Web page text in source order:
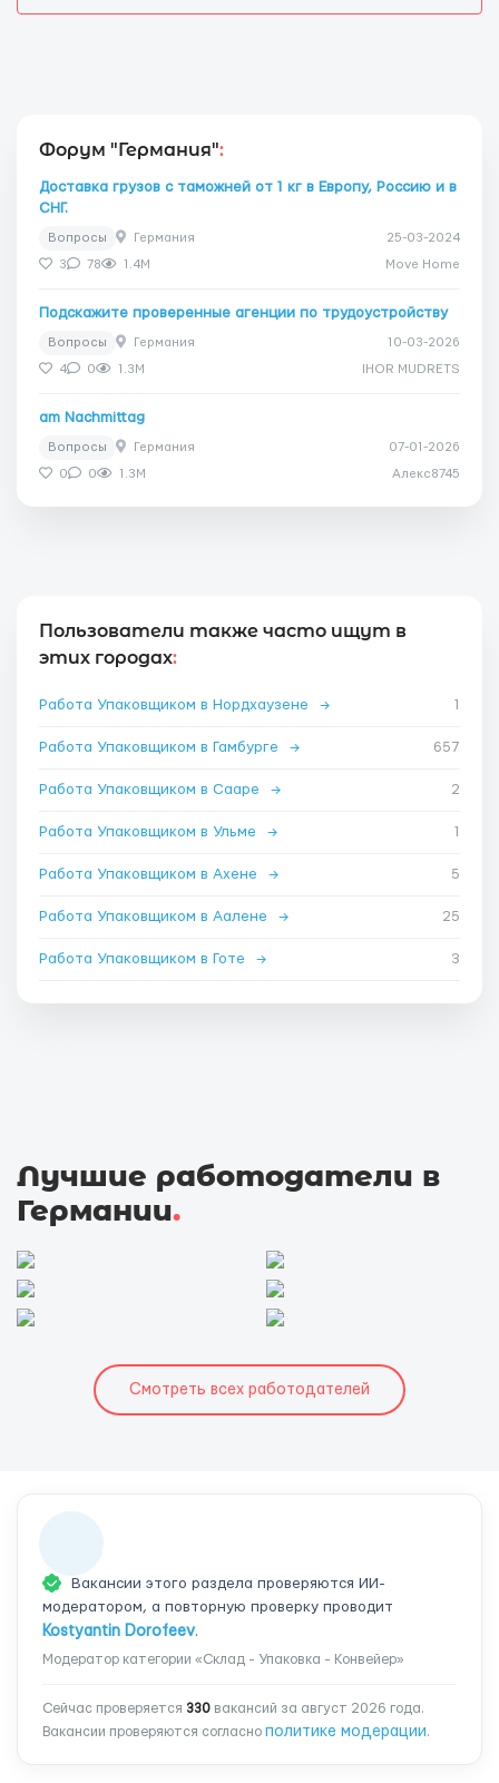
Форум "Германия":
Доставка грузов с таможней от 1 кг в Европу, Россию и в
СНГ.
Вопросы Германия 25-03-2024
3 78 1.4M Move Home
Подскажите проверенные агенции по трудоустройству
Вопросы Германия 10-03-2026
4 0 1.3M IHOR MUDRETS
am Nachmittag
Вопросы Германия 07-01-2026
0 0 1.3M Алекс8745
Пользователи также часто ищут в
этих городах:
Работа Упаковщиком в Нордхаузене → 1
Работа Упаковщиком в Гамбурге → 657
Работа Упаковщиком в Сааре → 2
Работа Упаковщиком в Ульме → 1
Работа Упаковщиком в Ахене → 5
Работа Упаковщиком в Аалене → 25
Работа Упаковщиком в Готе → 3
Лучшие работодатели в
Германии.
Смотреть всех работодателей
Вакансии этого раздела проверяются ИИ-
модератором, а повторную проверку проводит
Kostyantin Dorofeev.
Модератор категории «Склад - Упаковка - Конвейер»
Сейчас проверяется 330 вакансий за август 2026 года.
Вакансии проверяются согласно политике модерации.